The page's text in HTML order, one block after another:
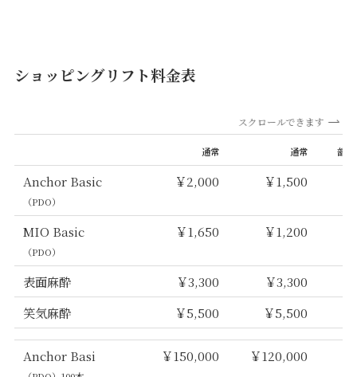
ショッピングリフト料金表
スクロールできます
通常 通常 部
Anchor Basic
（PDO）
￥2,000 ￥1,500
MIO Basic
（PDO）
￥1,650 ￥1,200
表面麻酔 ￥3,300 ￥3,300
笑気麻酔
￥5,500 ￥5,500
Anchor Basi ￥150,000 ￥120,000